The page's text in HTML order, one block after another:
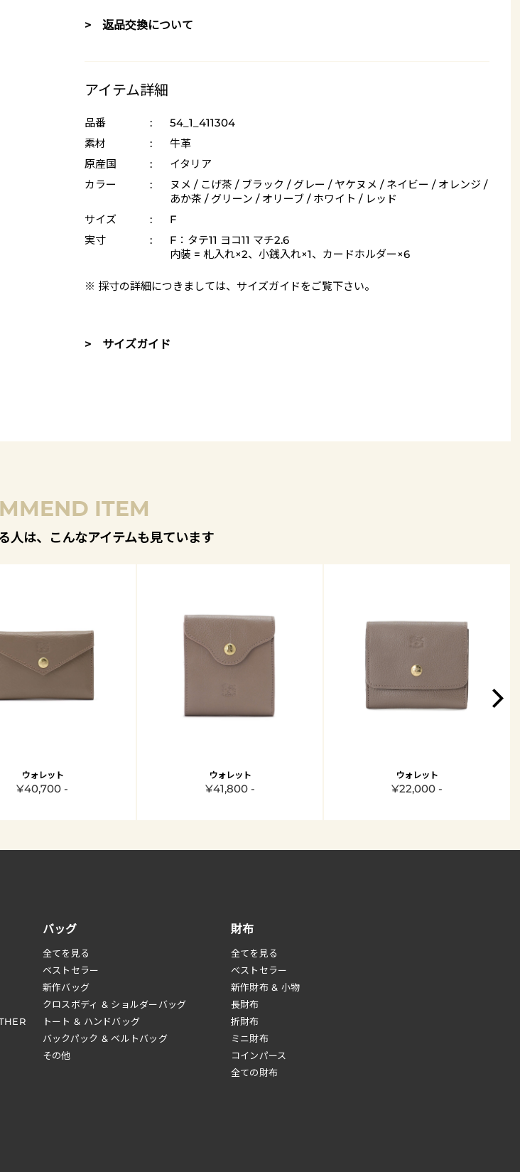
> 返品交換について
アイテム詳細
品番 :
54_1_411304
素材
:
牛革
原産国
:
イタリア
カラー
:
ヌメ / こげ茶 / ブラック / グレー / ヤケヌメ / ネイビー / オレンジ /
あか茶 / グリーン / オリーブ / ホワイト / レッド
サイズ
:
F
実寸
:
F：タテ11 ヨコ11 マチ2.6
内装 = 札入れ×2、小銭入れ×1、カードホルダー×6
※ 採寸の詳細につきましては、 サイズガイドをご覧下さい。
> サイズガイド
ITEM
人は、こんなアイテムも見ています
ウォレット
¥40,700 -
ウォレット
¥41,800 -
ウォレット
¥22,000 -
財布
全てを見る
べストセラー
新作財布 & 小物
長財布
折財布
ミニ財布
コインパース
全ての財布
バッグ
全てを見る
ベストセラー
新作バッグ
クロスボディ & ショルダーバッグ
トート & ハンドバッグ
バックパック & ベルトバッグ
その他